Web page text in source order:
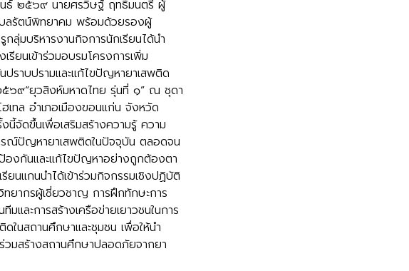
ธ์ ๒๕๖๙ นายศรวิษฐ์ ฤทธิ์มนตรี ผู้
บลรัตน์พิทยาคม พร้อมด้วยรองผู้
ลุ่มบริหารงานกิจการนักเรียนได้นำ
รียนเข้าร่วมอบรมโครงการเพิ่ม
ราบปรามและแก้ไขปัญหายาเสพติด
๖๙“ยุวสิงห์มหาดไทย รุ่นที่ ๑” ณ ชุดา
เทล อำเภอเมืองขอนแก่น จังหวัด
จัดขึ้นเพื่อเสริมสร้างความรู้ ความ
รณ์ปัญหายาเสพติดในปัจจุบัน ตลอดจน
ป้องกันและแก้ไขปัญหาอย่างถูกต้องตา
ยนแกนนำได้เข้าร่วมกิจกรรมเชิงปฏิบัติ
ทยากรผู้เชี่ยวชาญ การฝึกทักษะการ
มและการสร้างเครือข่ายเยาวชนในการ
ในสถานศึกษาและชุมชน เพื่อให้นำ
วมสร้างสถานศึกษาปลอดภัยจากยา